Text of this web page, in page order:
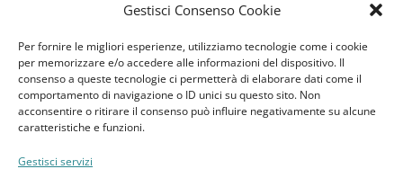
Gestisci Consenso Cookie
Per fornire le migliori esperienze, utilizziamo tecnologie come i cookie
per memorizzare e/o accedere alle informazioni del dispositivo. Il
consenso a queste tecnologie ci permetterà di elaborare dati come il
comportamento di navigazione o ID unici su questo sito. Non
acconsentire o ritirare il consenso può influire negativamente su alcune
caratteristiche e funzioni.
Gestisci servizi
Indirizzi
Metodi di pagamento
Dettagli account